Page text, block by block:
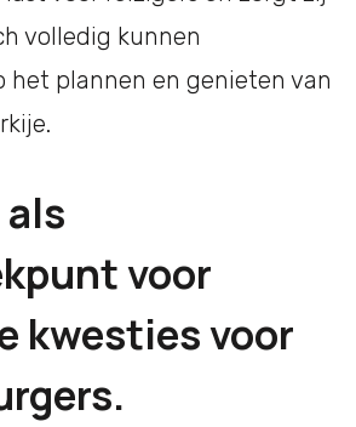
volledig kunnen
het plannen en genieten van
voor
kwesties voor